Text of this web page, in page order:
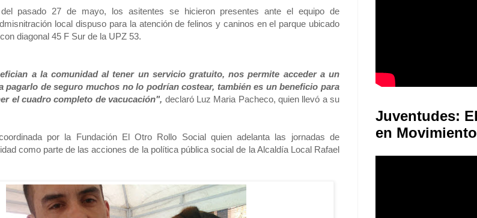
pasado 27 de mayo, los asitentes se hicieron presentes ante el equipo de
local dispuso para la atención de felinos y caninos en el parque ubicado
diagonal 45 F Sur de la UPZ 53.
a la comunidad al tener un servicio gratuito, nos permite acceder a un
pagarlo de seguro muchos no lo podrían costear, también es un beneficio para
el cuadro completo de vacucación",
declaró Luz Maria Pacheco, quien llevó a su
por la Fundación El Otro Rollo Social quien adelanta las jornadas de
como parte de las acciones de la política pública social de la Alcaldía Local Rafael
Juventudes:
en Movimiento